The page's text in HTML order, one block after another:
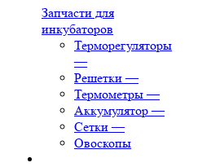
Запчасти для
инкубаторов
Терморегуляторы
—
Решетки —
Термометры —
Аккумулятор —
Сетки —
Овоскопы